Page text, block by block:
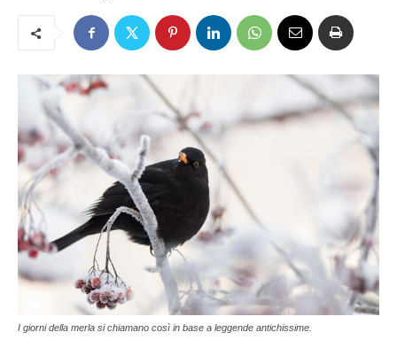
I giorni della merla si chiamano così in base a leggende antichissime.